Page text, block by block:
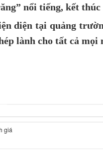
nổi tiếng, kết
diện tại quảng
lành cho tất cả mọi
giá